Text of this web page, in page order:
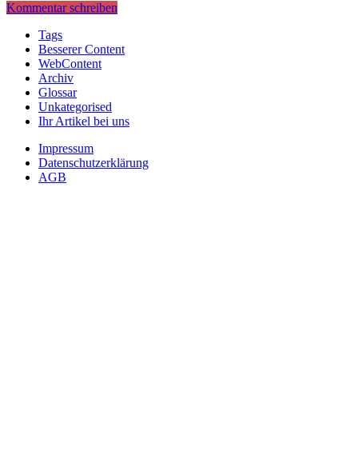
Kommentar schreiben
Tags
Besserer Content
WebContent
Archiv
Glossar
Unkategorised
Ihr Artikel bei uns
Impressum
Datenschutzerklärung
AGB